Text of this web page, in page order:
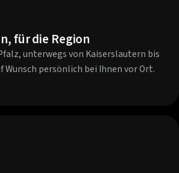
für die Region
unterwegs von Kaiserslautern bis
Wunsch persönlich bei Ihnen vor Ort.